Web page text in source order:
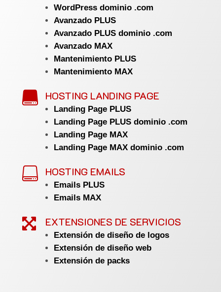
WordPress dominio .com
Avanzado PLUS
Avanzado PLUS dominio .com
Avanzado MAX
Mantenimiento PLUS
Mantenimiento MAX
 HOSTING LANDING PAGE
Landing Page PLUS
Landing Page PLUS dominio .com
Landing Page MAX
Landing Page MAX dominio .com
 HOSTING EMAILS
Emails PLUS
Emails MAX
 EXTENSIONES DE SERVICIOS
Extensión de diseño de logos
Extensión de diseño web
Extensión de packs